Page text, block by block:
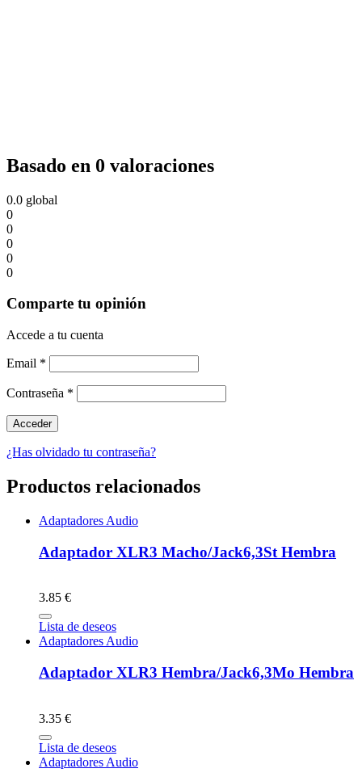
Basado en 0 valoraciones
0.0 global
0
0
0
0
0
Comparte tu opinión
Accede a tu cuenta
Email *
Contraseña *
¿Has olvidado tu contraseña?
Productos relacionados
Adaptadores Audio
Adaptador XLR3 Macho/Jack6,3St Hembra
3.85 €
Lista de deseos
Adaptadores Audio
Adaptador XLR3 Hembra/Jack6,3Mo Hembra
3.35 €
Lista de deseos
Adaptadores Audio